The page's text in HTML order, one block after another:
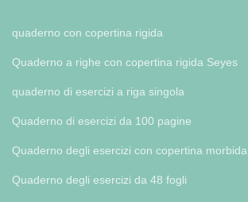
quaderno con copertina rigida
Quaderno a righe con copertina rigida Seyes
quaderno di esercizi a riga singola
Quaderno di esercizi da 100 pagine
Quaderno degli esercizi con copertina morbida
Quaderno degli esercizi da 48 fogli